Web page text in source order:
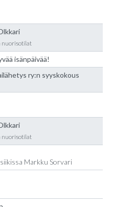
nuorisotilat
isänpäivää!
ry:n syyskokous
nuorisotilat
Markku Sorvari